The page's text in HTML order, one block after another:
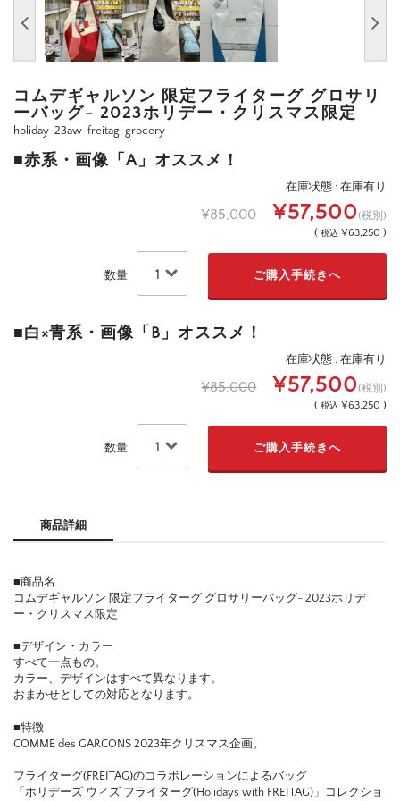
コムデギャルソン 限定フライターグ グロサリ
ーバッグ- 2023ホリデー・クリスマス限定
holiday-23aw-freitag-grocery
■赤系・画像「A」オススメ！
在庫状態 : 在庫有り
¥85,000 ¥57,500(税別)
( 税込 ¥63,250 )
数量
■白×青系・画像「B」オススメ！
在庫状態 : 在庫有り
¥85,000 ¥57,500(税別)
( 税込 ¥63,250 )
数量
商品詳細
■商品名
コムデギャルソン 限定フライターグ グロサリーバッグ- 2023ホリデ
ー・クリスマス限定
■デザイン・カラー
すべて一点もの。
カラー、デザインはすべて異なります。
おまかせとしての対応となります。
■特徴
COMME des GARCONS 2023年クリスマス企画。
フライターグ(FREITAG)のコラボレーションによるバッグ
「ホリデーズ ウィズ フライターグ(Holidays with FREITAG)」コレクショ